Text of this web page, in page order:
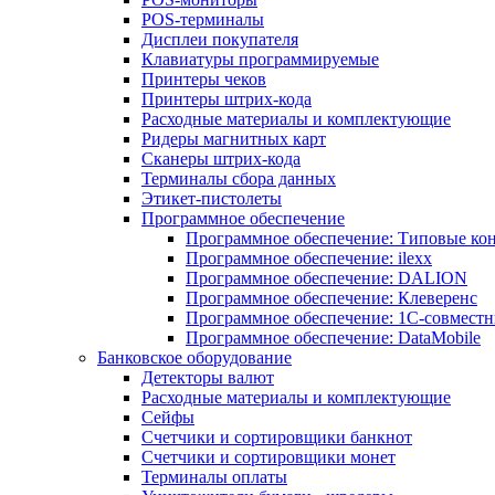
POS-терминалы
Дисплеи покупателя
Клавиатуры программируемые
Принтеры чеков
Принтеры штрих-кода
Расходные материалы и комплектующие
Ридеры магнитных карт
Сканеры штрих-кода
Терминалы сбора данных
Этикет-пистолеты
Программное обеспечение
Программное обеспечение: Типовые
Программное обеспечение: ilexx
Программное обеспечение: DALION
Программное обеспечение: Клеверенс
Программное обеспечение: 1С-
Программное обеспечение: DataMobile
Банковское оборудование
Детекторы валют
Расходные материалы и комплектующие
Сейфы
Счетчики и сортировщики банкнот
Счетчики и сортировщики монет
Терминалы оплаты